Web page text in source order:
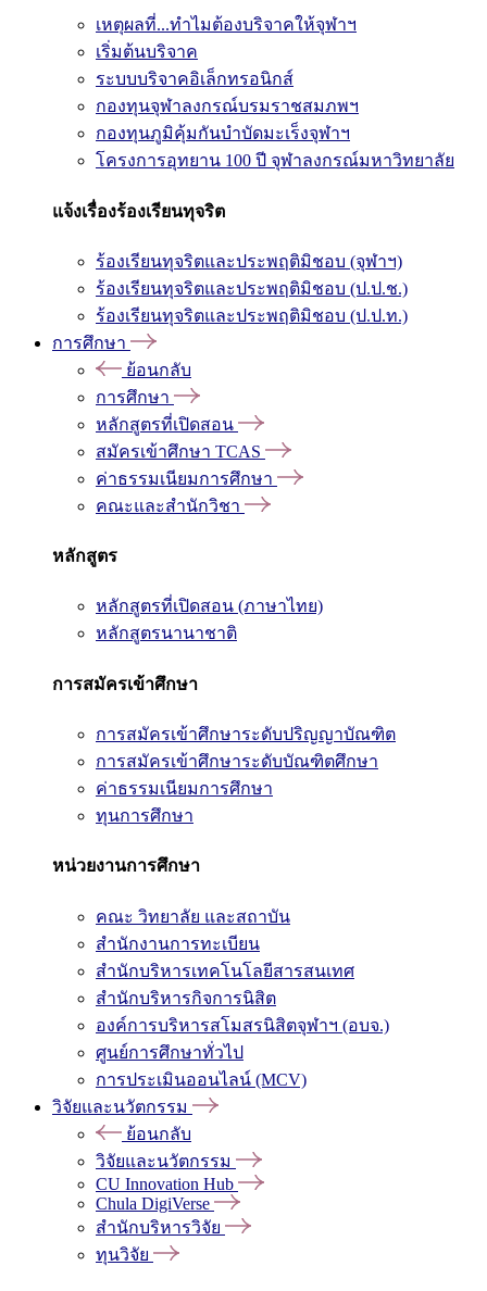
เหตุผลที่...ทำไมต้องบริจาคให้จุฬาฯ
เริ่มต้นบริจาค
ระบบบริจาคอิเล็กทรอนิกส์
กองทุนจุฬาลงกรณ์บรมราชสมภพฯ
กองทุนภูมิคุ้มกันบำบัดมะเร็งจุฬาฯ
โครงการอุทยาน 100 ปี จุฬาลงกรณ์มหาวิทยาลัย
แจ้งเรื่องร้องเรียนทุจริต
ร้องเรียนทุจริตและประพฤติมิชอบ (จุฬาฯ)
ร้องเรียนทุจริตและประพฤติมิชอบ (ป.ป.ช.)
ร้องเรียนทุจริตและประพฤติมิชอบ (ป.ป.ท.)
การศึกษา
ย้อนกลับ
การศึกษา
หลักสูตรที่เปิดสอน
สมัครเข้าศึกษา TCAS
ค่าธรรมเนียมการศึกษา
คณะและสำนักวิชา
หลักสูตร
หลักสูตรที่เปิดสอน (ภาษาไทย)
หลักสูตรนานาชาติ
การสมัครเข้าศึกษา
การสมัครเข้าศึกษาระดับปริญญาบัณฑิต
การสมัครเข้าศึกษาระดับบัณฑิตศึกษา
ค่าธรรมเนียมการศึกษา
ทุนการศึกษา
หน่วยงานการศึกษา
คณะ วิทยาลัย และสถาบัน
สำนักงานการทะเบียน
สำนักบริหารเทคโนโลยีสารสนเทศ
สำนักบริหารกิจการนิสิต
องค์การบริหารสโมสรนิสิตจุฬาฯ (อบจ.)
ศูนย์การศึกษาทั่วไป
การประเมินออนไลน์ (MCV)
วิจัยและนวัตกรรม
ย้อนกลับ
วิจัยและนวัตกรรม
CU Innovation Hub
Chula DigiVerse
สำนักบริหารวิจัย
ทุนวิจัย